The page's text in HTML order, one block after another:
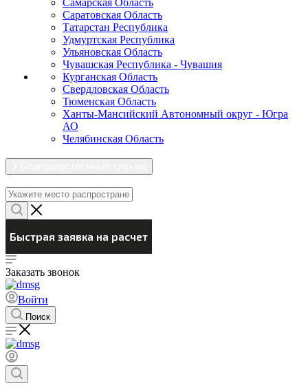
Самарская Область
Саратовская Область
Татарстан Республика
Удмуртская Республика
Ульяновская Область
Чувашская Республика - Чувашия
Курганская Область
Свердловская Область
Тюменская Область
Ханты-Мансийский Автономный округ - Югра
АО
Челябинская Область
Заказать звонок
Войти
Поиск